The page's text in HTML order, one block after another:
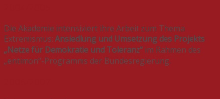
Die Akademie intensiviert ihre Arbeit zum Thema
Extremismus: Ansiedlung und Umsetzung des Projekts
„Netze für Demokratie und Toleranz“ im Rahmen des
„entimon“-Programms der Bundesregierung.